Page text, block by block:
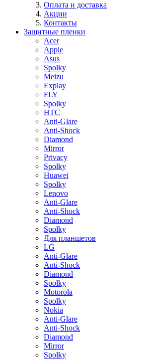
Оплата и доставка
Акции
Контакты
Защитные пленки
Acer
Apple
Asus
Spolky
Meizu
Explay
FLY
Spolky
HTC
Anti-Glare
Anti-Shock
Diamond
Mirror
Privacy
Spolky
Huawei
Spolky
Lenovo
Anti-Glare
Anti-Shock
Diamond
Spolky
Для планшетов
LG
Anti-Glare
Anti-Shock
Diamond
Spolky
Motorola
Spolky
Nokia
Anti-Glare
Anti-Shock
Diamond
Mirror
Spolky